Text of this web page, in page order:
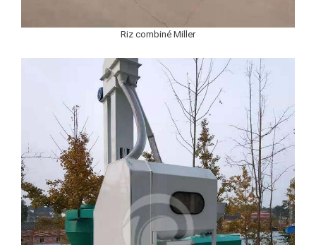
Riz combiné Miller